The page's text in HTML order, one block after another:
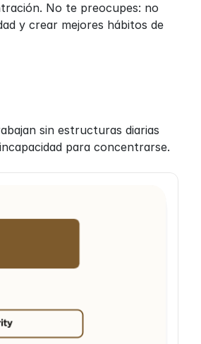
No te preocupes: no
y crear mejores hábitos de
sin estructuras diarias
para concentrarse.